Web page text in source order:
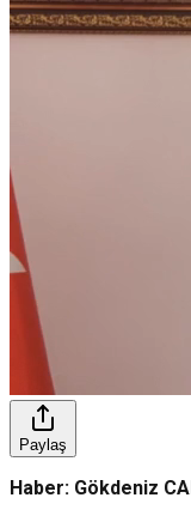
Paylaş
Haber: Gökdeniz